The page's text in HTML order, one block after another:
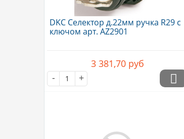
DKC Селектор д.22мм ручка R29 с
ключом арт. AZ2901
3 381,70 руб
-
+